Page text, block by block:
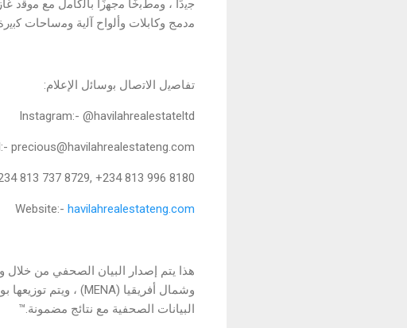
ﻣدﻣﺞ وﻛﺎﺑﻼت وأﻟواح آﻟﯾﺔ وﻣﺳﺎﺣﺎت
ﺗﻔﺎﺻﯾل اﻻﺗﺻﺎل ﺑوﺳﺎﺋل اﻹﻋﻼم:
Instagram:- @havilahrealestateltd
precious@havilahrealestateng.com
813 737 8729, +234 813 996 8180
Website:- havilahrealestateng.com
هذا يتم إصدار البيان الصحفي من خلال
وشمال أفريقيا (MENA) ، ويتم توزيعها بواسطة EmailWire™ (
البيانات الصحفية مع نتائج مضمونة.™